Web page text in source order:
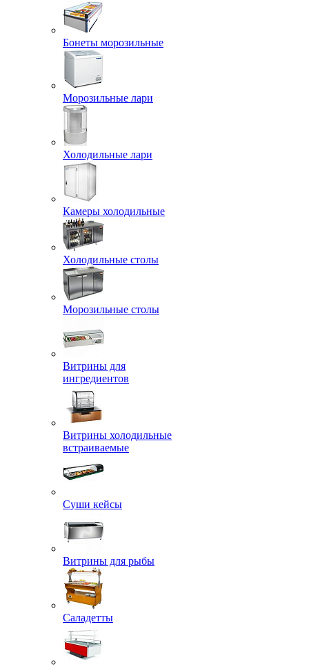
Бонеты морозильные
Морозильные лари
Холодильные лари
Камеры холодильные
Холодильные столы
Морозильные столы
Витрины для
ингредиентов
Витрины холодильные
встраиваемые
Суши кейсы
Витрины для рыбы
Саладетты